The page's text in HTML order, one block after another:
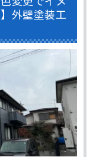
外壁塗装工